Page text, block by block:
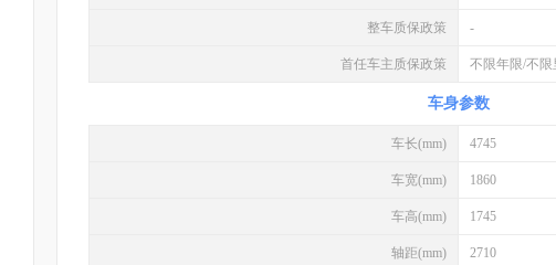
整车质保政策 -
首任车主质保政策 不限年限/不
车身参数
车长(mm) 4745
车宽(mm) 1860
车高(mm) 1745
轴距(mm) 2710